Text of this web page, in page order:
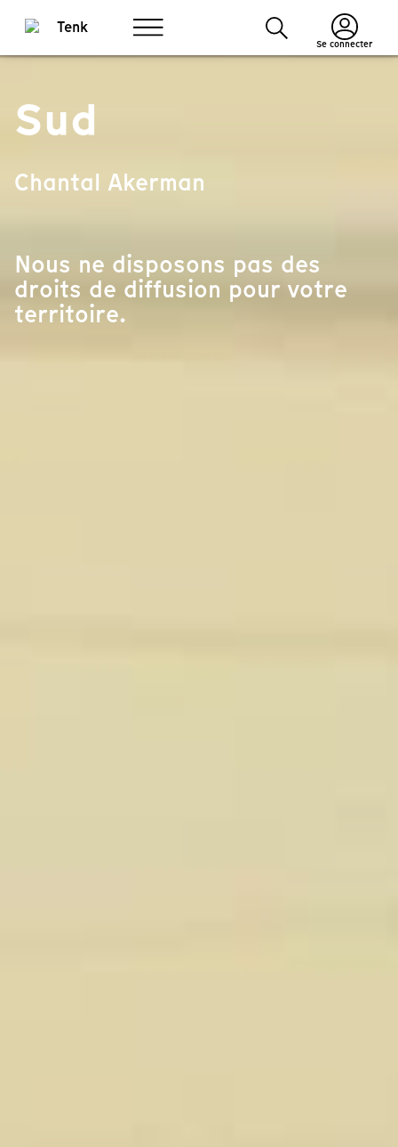
Se connecter
Sud
Chantal Akerman
Nous ne disposons pas des
droits de diffusion pour votre
territoire.